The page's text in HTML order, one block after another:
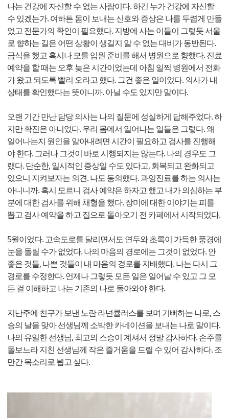
나는 건강에 자신할 수 없는 사람이다. 하긴 누가 건강에 자신할
수 있겠는가. 여하튼 몸이 보내는 신호와 증상은 나를 두렵게 만들
었고 전문가의 확인이 필요했다. 지방에 사는 이들이 그렇듯 서울
로 향하는 길은 어떤 상황이 생길지 알 수 없는 대비가 동반된다.
금식을 했고 혹시나 모를 입원 준비를 해서 병원으로 향했다. 진료
예약을 할 때는 오후 늦은 시간이었는데 아침 일찍 병원에서 전화
가 왔고 되도록 빨리 오라고 했다. 그건 좋은 일이었다. 의사가 내
상태를 확인했다는 뜻이니까. 아닐 수도 있지만 말이다.
오랜 기간 만난 담당 의사는 나의 질문에 성실하게 답해주었다. 하
지만 확진은 아니었다. 우리 몸에서 일어나는 일들은 그렇다. 왜
일어나는지 원인을 알아내려면 시간이 필요하고 검사를 진행해
야 한다. 그러나 그것이 바로 시행되지는 않는다. 나의 경우도 그
랬다. 단순한, 일시적인 증상일 수도 있다고, 회복되고 완화되고
있으니 지켜보자는 의견. 나도 동의했다. 과잉진료를 하는 의사는
아니니까. 혹시 모르니 검사 예약은 하자고 했고 내가 의심하는 부
분에 대한 검사를 위해 채혈을 했다. 장미에 대한 이야기는 피를
뽑고 검사 예약을 하고 집으로 돌아오기 전 카페에서 시작되었다.
5월이었다. 고속도로를 달리면서도 연두와 초록이 가득한 풍경에
눈을 돌릴 수가 없었다. 나의 마음의 경로에는 그것이 없었다. 안
좋은 것들, 나쁜 것들이 내 마음의 경로를 지배했다. 나는 다시 그
경로를 수정한다. 언제나 그렇듯 모든 일은 일어날 수 있고 그 모
든 걸 이해하고 나는 기존의 나로 돌아와야 한다.
지난주에 친구가 보낸 노란 라넌큘러스를 보며 기뻐하는 나로, 스
승의 날을 맞아 선생님께 소박한 카네이션을 보내는 나로 말이다.
나의 유일한 선생님, 최고의 스승이 계셔서 정말 감사하다. 손주를
돌보느라 지친 선생님께 작은 즐거움을 드릴 수 있어 감사하다. 조
만간 목소리로 뵙고 싶다.